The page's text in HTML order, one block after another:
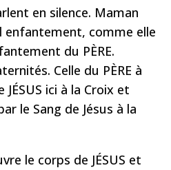
en silence. Maman
enfantement, comme elle
du PÈRE.
Celle du PÈRE à
JÉSUS ici à la Croix et
le Sang de Jésus à la
le corps de JÉSUS et